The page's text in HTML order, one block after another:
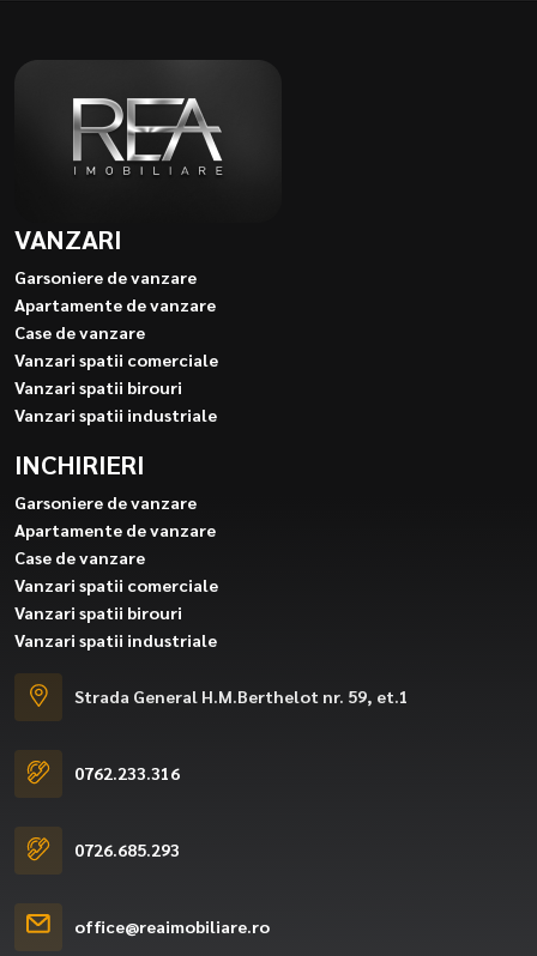
VANZARI
Garsoniere de vanzare
Apartamente de vanzare
Case de vanzare
Vanzari spatii comerciale
Vanzari spatii birouri
Vanzari spatii industriale
INCHIRIERI
Garsoniere de vanzare
Apartamente de vanzare
Case de vanzare
Vanzari spatii comerciale
Vanzari spatii birouri
Vanzari spatii industriale
Strada General H.M.Berthelot nr. 59, et.1
0762.233.316
0726.685.293
office@reaimobiliare.ro